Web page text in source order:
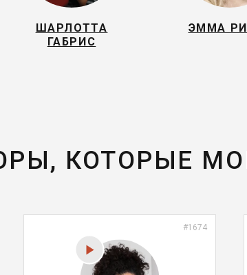
ШАРЛОТТА
ГАБРИС
ЭММА
КОТОРЫЕ
#1674